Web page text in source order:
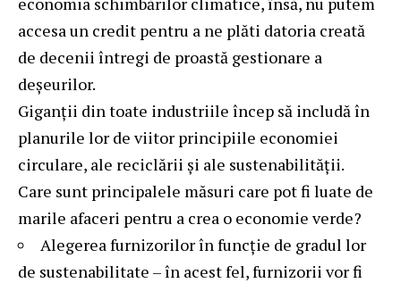
accesa un credit pentru a ne plăti datoria creată
de decenii întregi de proastă gestionare a
deșeurilor.
Giganții din toate industriile încep să includă în
planurile lor de viitor principiile economiei
circulare, ale reciclării și ale sustenabilității.
Care sunt principalele măsuri care pot fi luate de
marile afaceri pentru a crea o economie verde?
Alegerea furnizorilor în funcție de gradul lor
de sustenabilitate – în acest fel, furnizorii vor fi